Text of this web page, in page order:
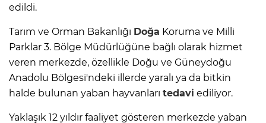
edildi.
Tarım ve Orman Bakanlığı Doğa Koruma ve Milli
Parklar 3. Bölge Müdürlüğüne bağlı olarak hizmet
veren merkezde, özellikle Doğu ve Güneydoğu
Anadolu Bölgesi'ndeki illerde yaralı ya da bitkin
halde bulunan yaban hayvanları tedavi ediliyor.
Yaklaşık 12 yıldır faaliyet gösteren merkezde yaban